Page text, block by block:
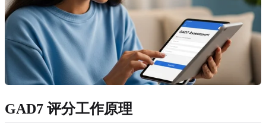
GAD7 评分工作原理